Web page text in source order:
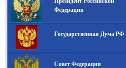
Федерации
Государственная Дума РФ
Совет Федерации